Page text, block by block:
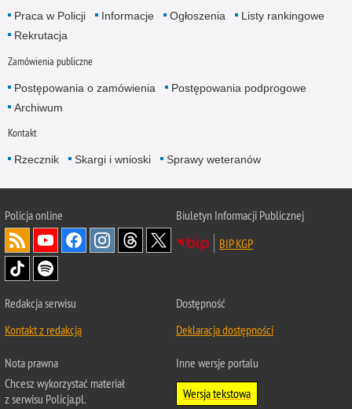
Praca w Policji Informacje Ogłoszenia
Listy rankingowe
Rekrutacja
Zamówienia publiczne
Postępowania o zamówienia
Postępowania podprogowe
Archiwum
Kontakt
Rzecznik Skargi i wnioski Sprawy weteranów
Policjaonline
Biuletyn Informacji Publicznej
BIP KGP
Redakcja serwisu
Kontakt z redakcją
Dostępność
Deklaracja dostępności
Nota prawna
Chcesz wykorzystać materiał
z serwisu Policja.pl.
Inne wersje portalu
Wersja tekstowa